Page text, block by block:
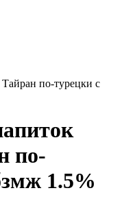
по-турецки с
по-
1.5%